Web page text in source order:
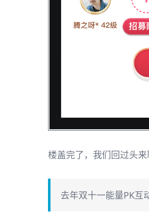
楼盖完了，我们回过头
去年双十一能量PK互